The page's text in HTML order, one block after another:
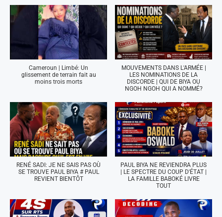
Cameroun | Limbé: Un
glissement de terrain fait au
moins trois morts
MOUVEMENTS DANS L'ARMÉE |
LES NOMINATIONS DE LA
DISCORDE | QUI DE BIYA OU
NGOH NGOH QUI A NOMMÉ?
RENÉ SADI: JE NE SAIS PAS OÙ
SE TROUVE PAUL BIYA # PAUL
REVIENT BIENTÔT
PAUL BIYA NE REVIENDRA PLUS
| LE SPECTRE DU COUP D'ÉTAT |
LA FAMILLE BABOKÉ LIVRE
TOUT